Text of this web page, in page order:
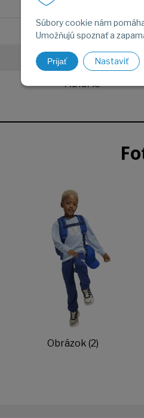
Súbory cookie nám
Umožňujú spoznať a
Prijať Nastaviť
Voľný čas
Dieťa
ADIDAS
Obrázok (2)